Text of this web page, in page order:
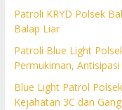
Patroli KRYD Polsek
Balap Liar
Patroli Blue Light
Permukiman,
Blue Light Patrol
Kejahatan 3C dan